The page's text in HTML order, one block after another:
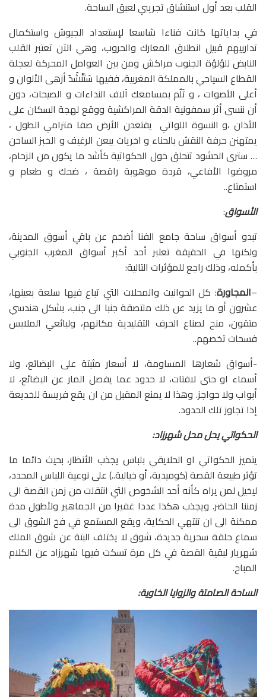
القلب بعد أول استنشاق تجريبي لعبق الساحة.
في بداياتها كانت فناءا شاسعا لإستعداد الجيوش واستكمال
تداربيهم قبيل انطلاق المعارك والحروب، وهي الآن تعتبر القلب
النابض للؤلؤة الجنوب مراكش ومن بين العوامل المحركة لعجلة
القطاع السياحي بالمملكة المغربية، ففيها سَتَنْشُدُ أزهى الألوان و
أعلى الأصوات ، و تَلٌم بمسامعك آلاف النداءات و الصيحات، دون
أن ننسى أثر سمفونية الدقة المراكشية ووقع لهجة السكان على
الأذان ،و النسوة اللواتي يقتعدن الأرض صفا مترامي الطول ،
يمتهنن حرفة النقش بالحناء و اخريات يبعن الرغيف و الخبز الساخن
… سترى الحشود تتحلق حول الحكواتية كأشد ما يكون من الزحام،
مروضوا الأفاعي، قردة موهوبة راقصة ، ضحك و طعام و
استمتاع..
الأسواق:
تبدو أسواق ساحة جامع الفنا أضخم عن باقي أسوق المدينة،
ولكنها في الحقيقة تعتبر أحد أكبر أسواق المغرب الجنوبي
بأكمله، وذلك راجع للمؤثرات التالية:
–المجاورة: كل الحوانيت والمحلات التي تباع فيها سلعة بعينها،
عشرون أو ما يزيد عن ذلك ملتصقة جنبا الى جنب، بشكل هندسي
متقون، منح لصناع الحرف التقليدية مكانهم، ولبائعي الملابس
فسحات تخصهم..
-أسواق شعارها المساومة، لا أسعار مثبتة على البضائع، ولا
أسماء او حتى لافتات، لا حدود عما يفصل المار عن البضائع، لا
أبواب ولا حواجز. وهذا لا يمنع المقبل من ان يقع فريسة للخديعة
إذا تجاوز تلك الحدود.
الحكواتي يحل محل شهرزاد:
يتميز الحكواتي او الحلايقي بلباس يجذب الأنظار، بحيث دائما ما
تؤثر طبيعة القصة (كوميدية، أو خيالية..) على نوعية اللباس المحدد،
ليخيل لمن يراه كأنه أحد الشخوص التي انتقلت من زمن القصة الى
زمننا الحاضر. ويجذب هكذا عددا غفيرا من الجماهير ولأطول مدة
ممكنة الى ان تنتهي الحكاية، ويقع المستمع في فخ الشوق الى
سماع حلقة سحرية جديدة، شوق لا يختلف البتة عن شوق الملك
شهريار لبقية القصة في كل مرة تسكت فيها شهرزاد عن الكلام
المباح.
الساحة الصامتة والزوايا الخاوية: